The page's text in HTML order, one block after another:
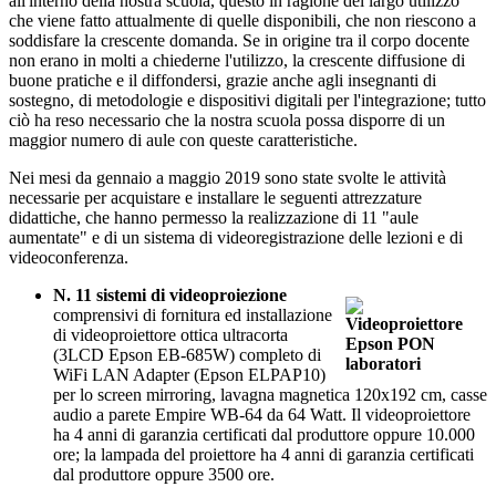
che viene fatto attualmente di quelle disponibili, che non riescono a
soddisfare la crescente domanda. Se in origine tra il corpo docente
non erano in molti a chiederne l'utilizzo, la crescente diffusione di
buone pratiche e il diffondersi, grazie anche agli insegnanti di
sostegno, di metodologie e dispositivi digitali per l'integrazione; tutto
ciò ha reso necessario che la nostra scuola possa disporre di un
maggior numero di aule con queste caratteristiche.
Nei mesi da gennaio a maggio 2019 sono state svolte le attività
necessarie per acquistare e installare le seguenti attrezzature
didattiche, che hanno permesso la realizzazione di 11 "aule
aumentate" e di un sistema di videoregistrazione delle lezioni e di
videoconferenza.
N. 11 sistemi di videoproiezione
comprensivi di fornitura ed installazione
di videoproiettore ottica ultracorta
(3LCD Epson EB-685W) completo di
WiFi LAN Adapter (Epson ELPAP10)
per lo screen mirroring, lavagna magnetica 120x192 cm, casse
audio a parete Empire WB-64 da 64 Watt. Il videoproiettore
ha 4 anni di garanzia certificati dal produttore oppure 10.000
ore; la lampada del proiettore ha 4 anni di garanzia certificati
dal produttore oppure 3500 ore.